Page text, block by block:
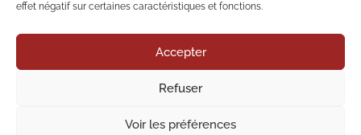
effet négatif sur certaines caractéristiques et fonctions.
Accepter
Refuser
Voir les préférences
Suivez-nous !